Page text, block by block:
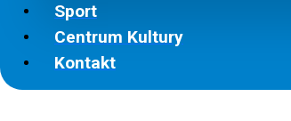
Sport
Centrum Kultury
Kontakt